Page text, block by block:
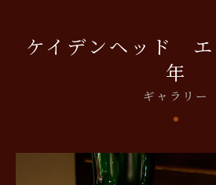
ギャラリー
ケイデンヘッド
年